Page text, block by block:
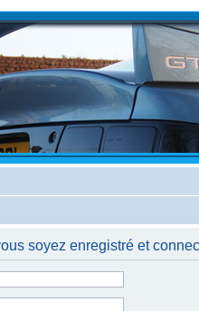
soyez enregistré et